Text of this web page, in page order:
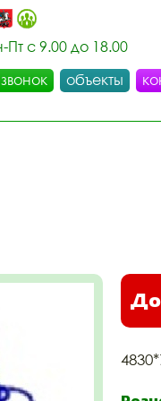
Пт с 9.00 до 18.00
объекты